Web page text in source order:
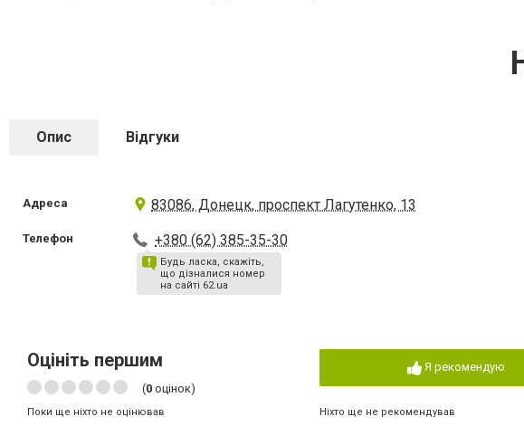
Опис Відгуки
Адреса 83086, Донецк, проспект Лагутенко, 13
Телефон +380 (62) 385-35-30
Будь ласка, скажіть,
що дізналися номер
на сайті 62.ua
Оцініть першим
(0 оцінок)
Поки ще ніхто не оцінював
Я рекомендую
Ніхто ще не рекомендував